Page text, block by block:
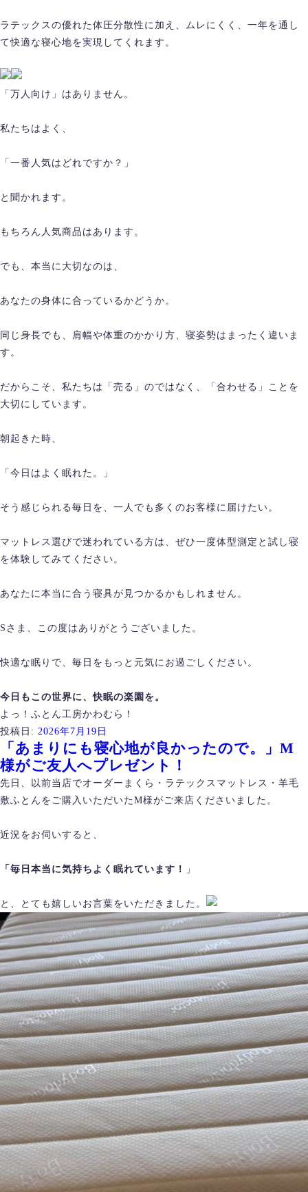
ラテックスの優れた体圧分散性に加え、ムレにくく、一年を通し
て快適な寝心地を実現してくれます。
「万人向け」はありません。
私たちはよく、
「一番人気はどれですか？」
と聞かれます。
もちろん人気商品はあります。
でも、本当に大切なのは、
あなたの身体に合っているかどうか。
同じ身長でも、肩幅や体重のかかり方、寝姿勢はまったく違いま
す。
だからこそ、私たちは「売る」のではなく、「合わせる」ことを
大切にしています。
朝起きた時、
「今日はよく眠れた。」
そう感じられる毎日を、一人でも多くのお客様に届けたい。
マットレス選びで迷われている方は、ぜひ一度体型測定と試し寝
を体験してみてください。
あなたに本当に合う寝具が見つかるかもしれません。
Sさま、この度はありがとうございました。
快適な眠りで、毎日をもっと元気にお過ごしください。
今日もこの世界に、快眠の楽園を。
よっ！ふとん工房かわむら！
投稿日: 2026年7月19日
「あまりにも寝心地が良かったので。」M
様がご友人へプレゼント！
先日、以前当店でオーダーまくら・ラテックスマットレス・羊毛
敷ふとんをご購入いただいたM様がご来店くださいました。
近況をお伺いすると、
「毎日本当に気持ちよく眠れています！ 」
と、とても嬉しいお言葉をいただきました。